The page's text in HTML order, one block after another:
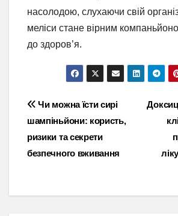
насолодою, слухаючи свій
меліси стане вірним
до здоров’я.
Навігація
записів
Чи можна їсти сирі
шампіньйони: користь,
ризики та секрети
безпечного вживання